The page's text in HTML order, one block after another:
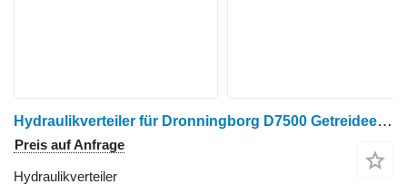
Hydraulikverteiler für Dronningborg D7500 Getreideernter
Preis auf Anfrage
Hydraulikverteiler